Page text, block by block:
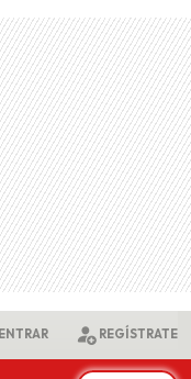
ENTRAR REGÍSTRATE